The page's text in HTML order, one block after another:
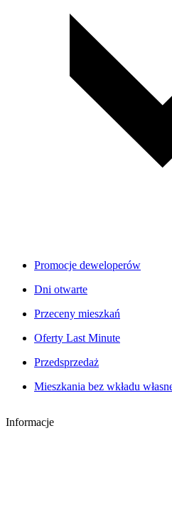
Promocje deweloperów
Dni otwarte
Przeceny mieszkań
Oferty Last Minute
Przedsprzedaż
Mieszkania bez wkładu
Informacje